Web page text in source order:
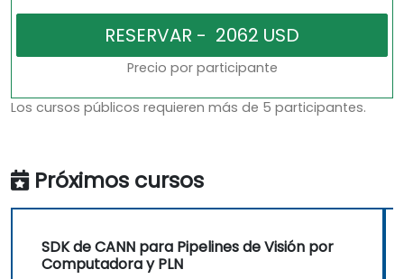
Precio por participante
Los cursos públicos requieren más de 5 participantes.
Próximos cursos
SDK de CANN para Pipelines de Visión por
Computadora y PLN